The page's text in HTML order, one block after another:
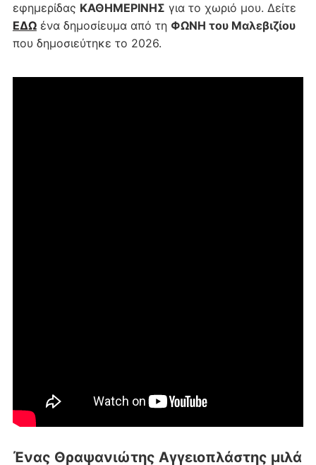
εφημερίδας ΚΑΘΗΜΕΡΙΝΗΣ για το χωριό μου. Δείτε
ΕΔΩένα δημοσίευμα από τη ΦΩΝΗ του Μαλεβιζίου
που δημοσιεύτηκε το 2026.
Ένας Θραψανιώτης Αγγειοπλάστης μιλά